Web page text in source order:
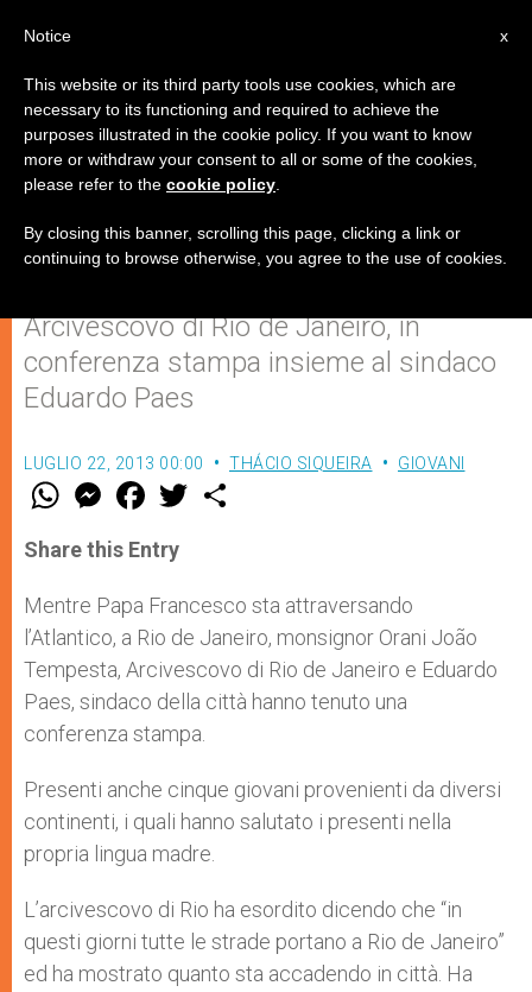
"In questi giorni, tutte le strade
portano a Rio de Janeiro"
Arcivescovo di Rio de Janeiro, in
conferenza stampa insieme al sindaco
Eduardo Paes
LUGLIO 22, 2013 00:00 THÁCIO SIQUEIRA GIOVANI
W
t
s
p
p
M
e
s
e
g
e
r
F
a
e
b
o
k
w
r
Share this Entry
Mentre Papa Francesco sta attraversando
l’Atlantico, a Rio de Janeiro, monsignor Orani João
Tempesta, Arcivescovo di Rio de Janeiro e Eduardo
Paes, sindaco della città hanno tenuto una
conferenza stampa.
Presenti anche cinque giovani provenienti da diversi
continenti, i quali hanno salutato i presenti nella
propria lingua madre.
L’arcivescovo di Rio ha esordito dicendo che “in
questi giorni tutte le strade portano a Rio de Janeiro”
ed ha mostrato quanto sta accadendo in città. Ha
x
Notice
This website or its third party tools use cookies, which are
necessary to its functioning and required to achieve the
purposes illustrated in the cookie policy. If you want to know
more or withdraw your consent to all or some of the cookies,
please refer to the cookie policy
By closing this banner, scrolling this page, clicking a link or
continuing to browse otherwise, you agree to the use of cookies.